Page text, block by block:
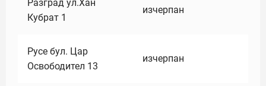
Разград ул.Хан
Кубрат 1
изчерпан
Русе бул. Цар
Освободител 13
изчерпан